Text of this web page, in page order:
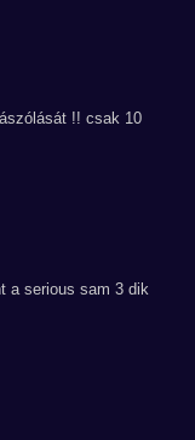
!! csak 10
a serious sam 3 dik